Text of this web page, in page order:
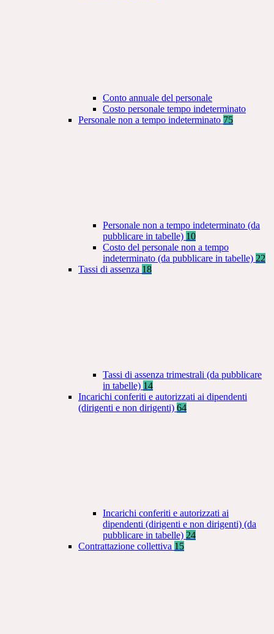
Conto annuale del personale
Costo personale tempo indeterminato
Personale non a tempo indeterminato 75
Personale non a tempo indeterminato (da
pubblicare in tabelle) 10
Costo del personale non a tempo
indeterminato (da pubblicare in tabelle) 22
Tassi di assenza 18
Tassi di assenza trimestrali (da pubblicare
in tabelle) 14
Incarichi conferiti e autorizzati ai dipendenti
(dirigenti e non dirigenti) 64
Incarichi conferiti e autorizzati ai
dipendenti (dirigenti e non dirigenti) (da
pubblicare in tabelle) 24
Contrattazione collettiva 15